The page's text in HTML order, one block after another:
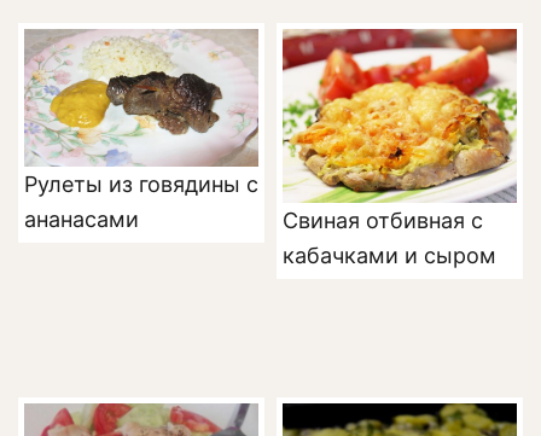
Рулеты из говядины с
ананасами
Свиная отбивная с
кабачками и сыром